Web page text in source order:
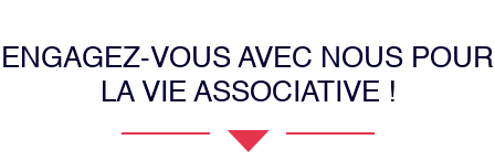
ENGAGEZ-VOUS AVEC NOUS POUR
LA VIE ASSOCIATIVE !